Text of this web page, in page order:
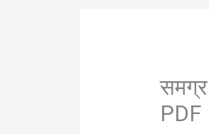
PDF